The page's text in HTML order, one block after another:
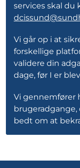
services skal du
Vi går op i at
forskellige
validere din
dage, før I er
Vi gennemfører
brugeradgange,
bedt om at